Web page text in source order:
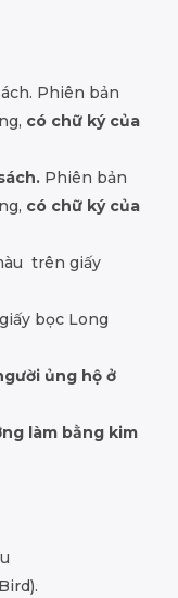
Phiên bản
có chữ ký của
Phiên bản
có chữ ký của
trên giấy
bọc Long
ủng hộ ở
làm bằng kim